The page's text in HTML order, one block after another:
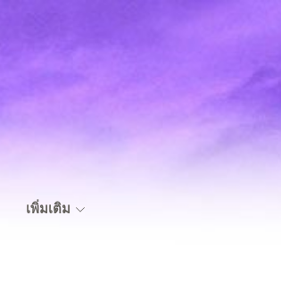
เพิ่มเติม